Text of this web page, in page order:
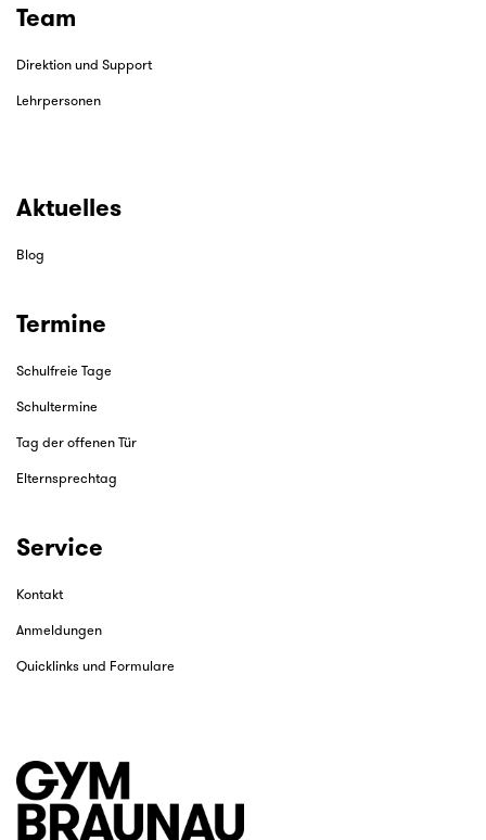
Team
Direktion und Support
Lehrpersonen
Aktuelles
Blog
Termine
Schulfreie Tage
Schultermine
Tag der offenen Tür
Elternsprechtag
Service
Kontakt
Anmeldungen
Quicklinks und Formulare